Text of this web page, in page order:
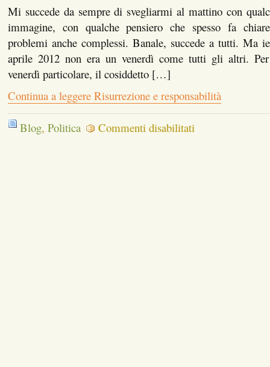
Mi succede da sempre di svegliarmi al mattino con
immagine, con qualche pensiero che spesso fa
problemi anche complessi. Banale, succede a tutti. Ma
aprile 2012 non era un venerdì come tutti gli altri.
venerdì particolare, il cosiddetto […]
Continua a leggere Risurrezione e responsabilità
Blog, Politica Commenti disabilitatisu
Risurrezione